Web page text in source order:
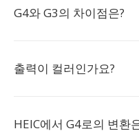
G4와 G3의 차이점은?
출력이 컬러인가요?
HEIC에서 G4로의 변환